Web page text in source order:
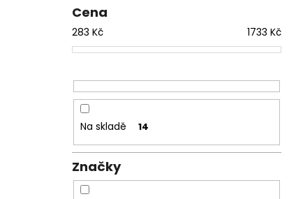
Cena
283 Kč 1733 Kč
Na skladě 14
Značky